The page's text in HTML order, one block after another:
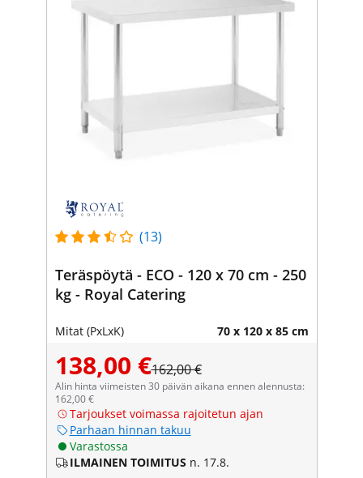
(13)
Teräspöytä - ECO - 120 x 70 cm - 250
kg - Royal Catering
Mitat (PxLxK) 70 x 120 x 85 cm
138,00 €162,00 €
Alin hinta viimeisten 30 päivän aikana ennen alennusta:
162,00 €
Tarjoukset voimassa rajoitetun ajan
Parhaan hinnan takuu
Varastossa
ILMAINEN TOIMITUS n. 17.8.